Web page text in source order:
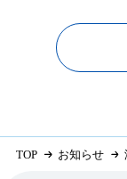
TOP お知らせ